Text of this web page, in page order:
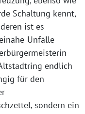
Schaltung kennt,
ist es
Unfälle
endlich
für den
sondern ein